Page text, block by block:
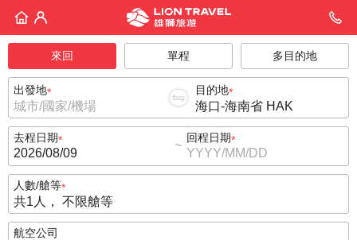
來回 單程 多目的地
出發地 目的地
去程日期
~
回程日期
人數/艙等
航空公司